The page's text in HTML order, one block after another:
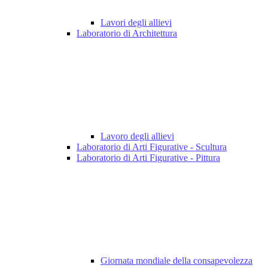
Lavori degli allievi
Laboratorio di Architettura
Lavoro degli allievi
Laboratorio di Arti Figurative - Scultura
Laboratorio di Arti Figurative - Pittura
Giornata mondiale della consapevolezza